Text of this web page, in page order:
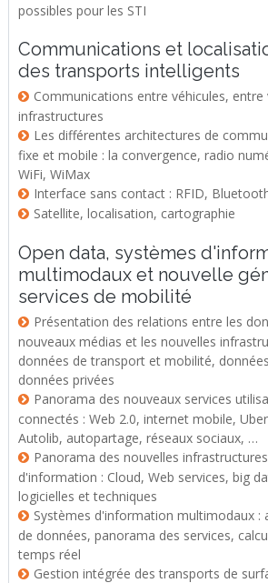
possibles pour les STI
Communications et
des transports intelligents
Communications entre véhicules, entre
infrastructures
Les différentes architectures de
fixe et mobile : la convergence, radio
WiFi, WiMax
Interface sans contact : RFID,
Satellite, localisation, cartographie
Open data, systèmes
multimodaux et nouvelle
services de mobilité
Présentation des relations entre les
nouveaux médias et les nouvelles
données de transport et mobilité,
données privées
Panorama des nouveaux services
connectés : Web 2.0, internet mobile,
Autolib, autopartage, réseaux sociaux, …
Panorama des nouvelles
d'information : Cloud, Web services, big
logicielles et techniques
Systèmes d'information multimodaux :
de données, panorama des services,
temps réel
Gestion intégrée des transports de